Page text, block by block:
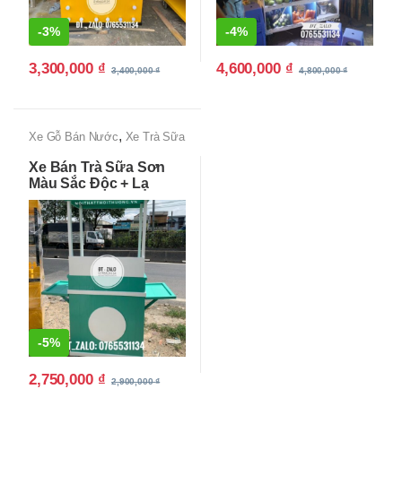
-3%
3,300,000 ₫ 3,400,000₫
-4%
4,600,000 ₫ 4,800,000₫
Xe Gỗ Bán Nước, Xe Trà Sữa
Xưởng
Xe Bán Trà Sữa Sơn
Màu Sắc Độc + Lạ
-5%
2,750,000 ₫ 2,900,000₫